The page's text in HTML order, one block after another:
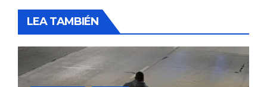
LEA TAMBIÉN